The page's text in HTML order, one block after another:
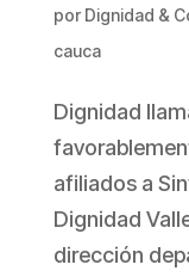
por Dignidad &
cauca
Dignidad
afiliados a
Dignidad
dirección